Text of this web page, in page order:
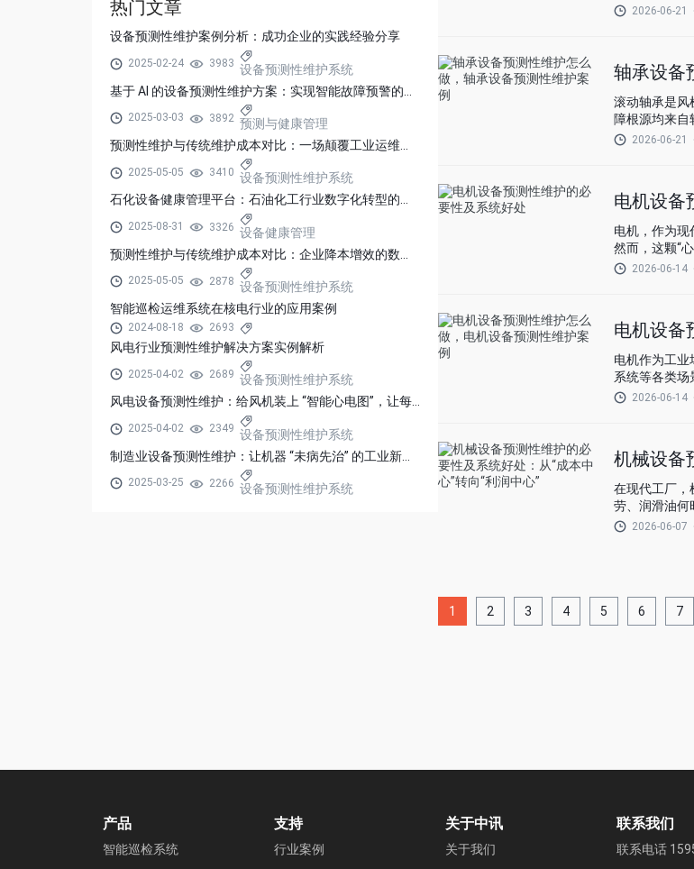
热门文章
设备预测性维护案例分析：成功企业的实践经验分享
2025-02-24 3983 设备预测性维护系统
2025-03-03 3892 预测与健康管理
2025-05-05 3410 设备预测性维护系统
石化设备健康管理平台：石油化工行业数字化转型的安全基石
2025-08-31 3326 设备健康管理
2025-05-05 2878 设备预测性维护系统
智能巡检运维系统在核电行业的应用案例
2024-08-18 2693
风电行业预测性维护解决方案实例解析
2025-04-02 2689 设备预测性维护系统
风电设备预测性维护：给风机装上 “智能心电图”，让每一度电都安全可靠
2025-04-02 2349 设备预测性维护系统
2025-03-25 2266 设备预测性维护系统
2026-06-21
轴承设备
滚动轴承是风
障根源均来
抱轴卡死等。
2026-06-21
电机设备
电机，作为现
然而，这颗“
障导致的非计
2026-06-14
电机设备
电机作为工业
系统等各类场
2026-06-14
机械设备
在现代工厂，
劳、润滑油何
2026-06-07
1 2 3 4 5 6 7
产品
智能巡检系统
支持
行业案例
关于中讯
关于我们
联系我们
联系电话